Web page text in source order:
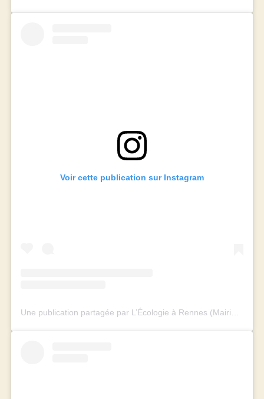
Voir cette publication sur Instagram
Une publication partagée par L’Écologie à Rennes (Mairie et Métropole) (@rennes_ecologie)